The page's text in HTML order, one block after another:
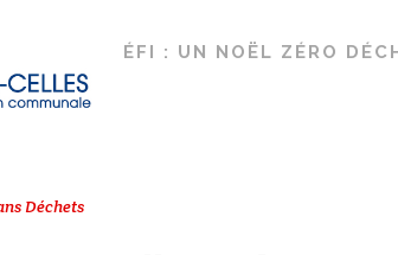
DÉFI : UN NOËL ZÉRO
Déchets